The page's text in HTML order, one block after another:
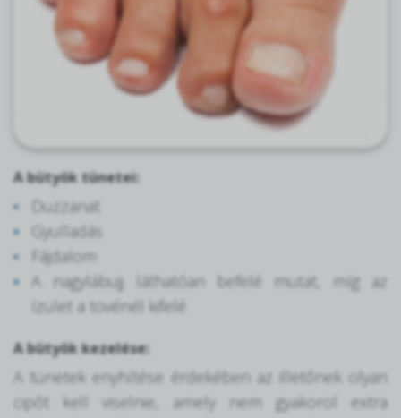
A bütyök tünetei:
Duzzanat
Gyulladás
Fájdalom
A nagylábujj láthatóan befelé mutat, míg az
ízület a tövénél kifelé
A bütyök kezelése:
A tünetek enyhítése érdekében az illetőnek olyan
cipőt kell viselnie, amely nem gyakorol extra